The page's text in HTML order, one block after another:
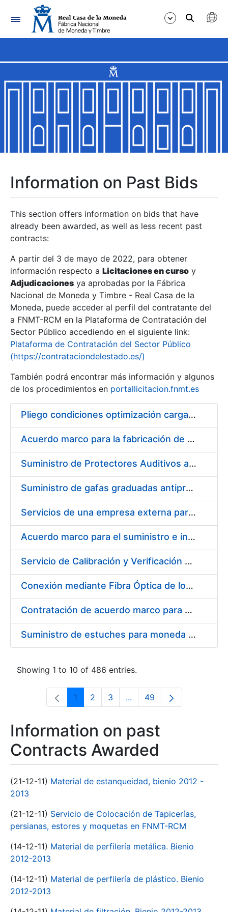
Navigation
Show/Hide
Show/Hide
Show/Hide
Show/Hide
Show/Hide
Show/Hide
Information on Past Bids
This section offers information on bids that have
already been awarded, as well as less recent past
contracts:
A partir del 3 de mayo de 2022, para obtener
información respecto a Licitaciones en curso y
Adjudicaciones ya aprobadas por la Fábrica
Nacional de Moneda y Timbre - Real Casa de la
Moneda, puede acceder al perfil del contratante del
a FNMT-RCM en la Plataforma de Contratación del
Sector Público accediendo en el siguiente link:
Plataforma de Contratación del Sector Público
(https://contrataciondelestado.es/)
También podrá encontrar más información y algunos
de los procedimientos en portallicitacion.fnmt.es
Pliego condiciones optimización cargas compras firmado
Acuerdo marco para la fabricación de piezas
Suministro de Protectores Auditivos a medida para las personas trabajadoras de los Centros de Trabajo de Madrid y Burgos
Suministro de gafas graduadas antiproyecciones para los trabajadores de la FNMT-RCM en los centros de trabajo de Madrid y Burgos
Servicios de una empresa externa para el asesoramiento y resolución de los recursos de alzada que se presentan relacionados con procesos de selección para la FNMT-RCM
Acuerdo marco para el suministro e instalación de persianas, estores y otros complementos
Servicio de Calibración y Verificación Externa de los Equipos de Medición del Servicio de Prevención de la FNMT-RCM
Conexión mediante Fibra Óptica de los Centros de Proceso de Datos (CPDs) de las sedes de la FNMT-RCM de Burgos y Madrid
Contratación de acuerdo marco para el Suministro de Material de Electricidad para la Fábrica Nacional de Moneda y Timbre-Real Casa de la Moneda en su centro de trabajo de Burgos
Suministro de estuches para moneda de 30 €
Showing 1 to 10 of 486 entries.
Page
1 Page
2 Page
3 ...Intermediate Pages Use
Page
49
Information on past
Contracts Awarded
(21-12-11) Material de estanqueidad, bienio 2012 -
2013
(21-12-11) Servicio de Colocación de Tapicerías,
persianas, estores y moquetas en FNMT-RCM
(14-12-11) Material de perfilería metálica. Bienio
2012-2013
(14-12-11) Material de perfilería de plástico. Bienio
2012-2013